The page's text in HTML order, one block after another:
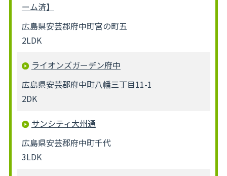
ーム済】
広島県安芸郡府中町宮の町五
2LDK
ライオンズガーデン府中
広島県安芸郡府中町八幡三丁目11-1
2DK
サンシティ大州通
広島県安芸郡府中町千代
3LDK